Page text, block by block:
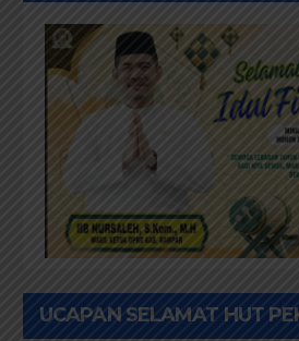
UCAPAN SELAMAT HUT